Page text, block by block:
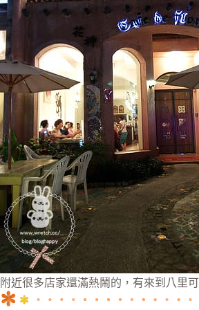
附近很多店家還滿熱鬧的，有來到八里